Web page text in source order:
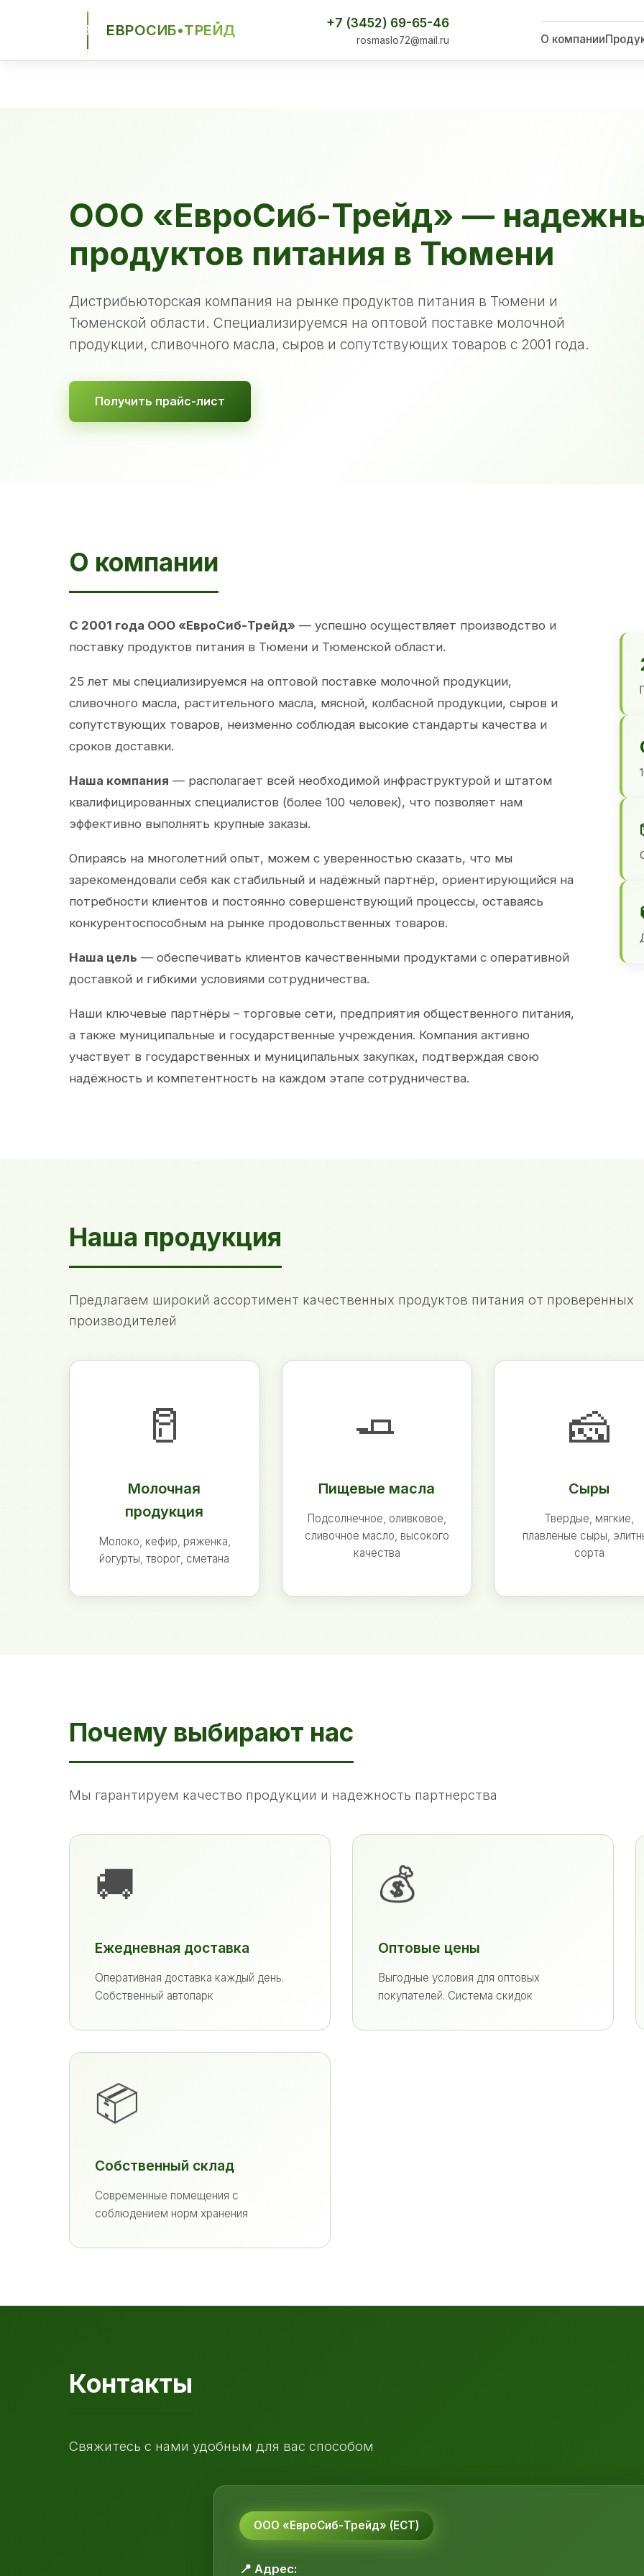
ЕСТ ЕВРОСИБ•ТРЕЙД +7 (3452) 69-65-46
rosmaslo72@mail.ru О компании
ООО «ЕвроСиб-Трейд» —
продуктов питания в Тюмени
Дистрибьюторская компания на рынке продуктов питания в Тюмени и
Тюменской области. Специализируемся на оптовой поставке молочной
продукции, сливочного масла, сыров и сопутствующих товаров с 2001 года.
Получить прайс-лист
О компании
С 2001 года ООО «ЕвроСиб-Трейд» — успешно осуществляет производство и
поставку продуктов питания в Тюмени и Тюменской области.
25 лет мы специализируемся на оптовой поставке молочной продукции,
сливочного масла, растительного масла, мясной, колбасной продукции, сыров и
сопутствующих товаров, неизменно соблюдая высокие стандарты качества и
сроков доставки.
Наша компания — располагает всей необходимой инфраструктурой и штатом
квалифицированных специалистов (более 100 человек), что позволяет нам
эффективно выполнять крупные заказы.
Опираясь на многолетний опыт, можем с уверенностью сказать, что мы
зарекомендовали себя как стабильный и надёжный партнёр, ориентирующийся на
потребности клиентов и постоянно совершенствующий процессы, оставаясь
конкурентоспособным на рынке продовольственных товаров.
Наша цель — обеспечивать клиентов качественными продуктами с оперативной
доставкой и гибкими условиями сотрудничества.
Наши ключевые партнёры – торговые сети, предприятия общественного питания,
а также муниципальные и государственные учреждения. Компания активно
участвует в государственных и муниципальных закупках, подтверждая свою
надёжность и компетентность на каждом этапе сотрудничества.
Наша продукция
Предлагаем широкий ассортимент качественных продуктов питания от проверенных
производителей
🥛
Молочная
продукция
Молоко, кефир, ряженка,
йогурты, творог, сметана
🧈
Пищевые масла
Подсолнечное, оливковое,
сливочное масло, высокого
качества
🧀
Сыры
Твердые, мягкие,
плавленые сыры,
сорта
Почему выбирают нас
Мы гарантируем качество продукции и надежность партнерства
🚚
Ежедневная доставка
Оперативная доставка каждый день.
Собственный автопарк
💰
Оптовые цены
Выгодные условия для оптовых
покупателей. Система скидок
📦
Собственный склад
Современные помещения с
соблюдением норм хранения
Контакты
Свяжитесь с нами удобным для вас способом
ООО «ЕвроСиб-Трейд» (ЕСТ)
📍 Адрес: